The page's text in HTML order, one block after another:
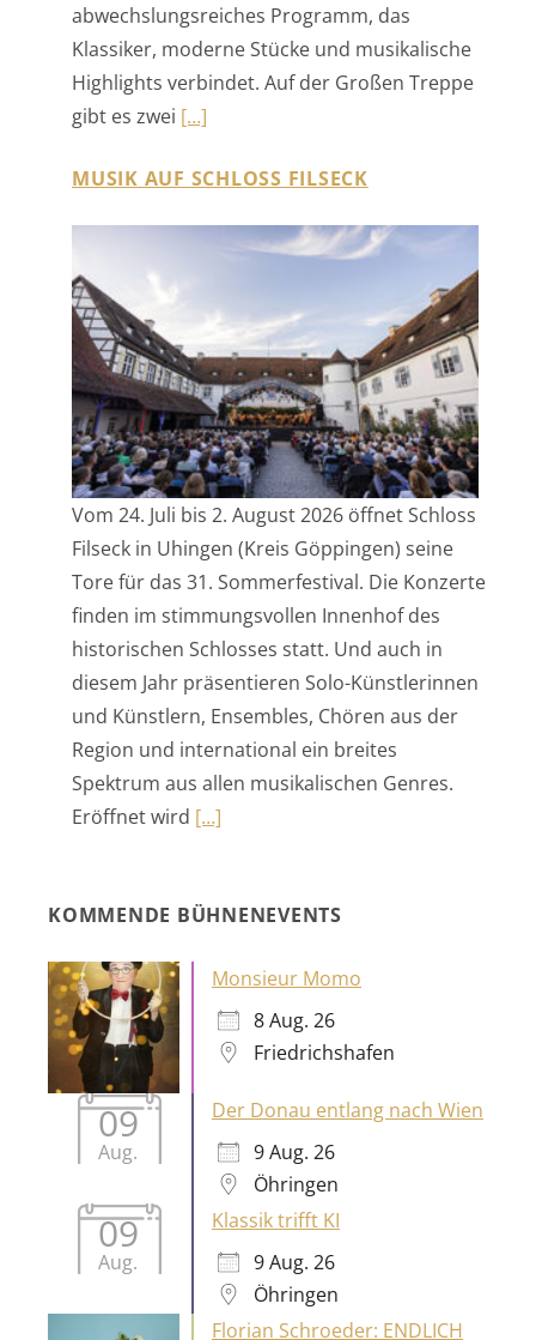
gibt es zwei[…]
MUSIK AUF SCHLOSS FILSECK
Vom 24. Juli bis 2. August 2026 öffnet Schloss
Filseck in Uhingen (Kreis Göppingen) seine
Tore für das 31. Sommerfestival. Die Konzerte
finden im stimmungsvollen Innenhof des
historischen Schlosses statt. Und auch in
diesem Jahr präsentieren Solo-Künstlerinnen
und Künstlern, Ensembles, Chören aus der
Region und international ein breites
Spektrum aus allen musikalischen Genres.
Eröffnet wird[…]
KOMMENDE BÜHNENEVENTS
8 Aug. 26
09
Aug.
Der Donau entlang nach Wien
9 Aug. 26
09
Aug.
Klassik trifft KI
9 Aug. 26
Öhringen
Florian Schroeder: ENDLICH
GLÜCKLICH
9 Aug. 26